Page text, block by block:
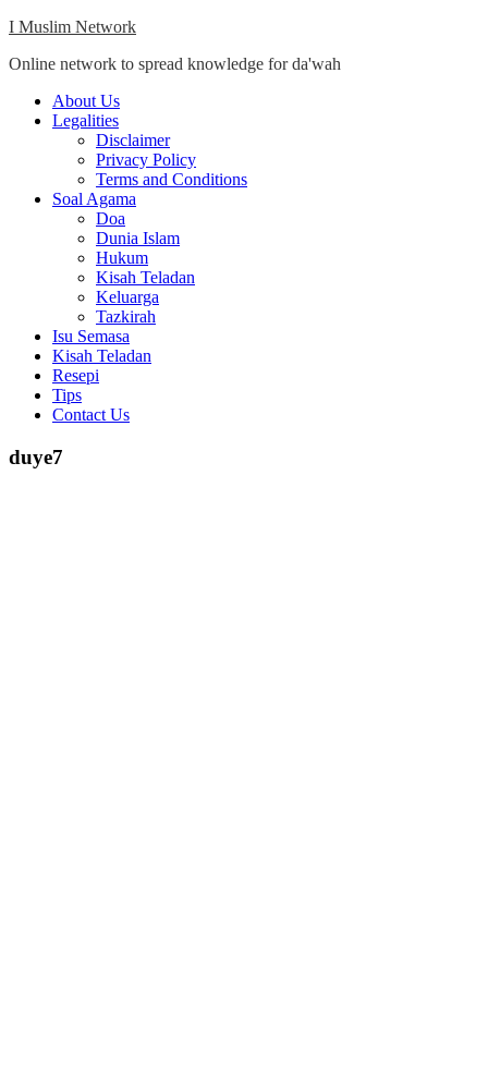
Skip
content
I Muslim Network
Online network to spread knowledge for da'wah
Close
Menu
About Us
Legalities
Disclaimer
Privacy Policy
Terms and Conditions
Soal Agama
Doa
Dunia Islam
Hukum
Kisah Teladan
Keluarga
Tazkirah
Isu Semasa
Kisah Teladan
Resepi
Tips
Contact Us
duye7